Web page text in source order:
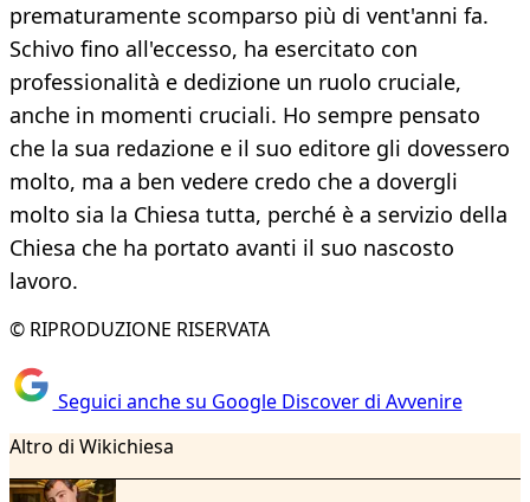
prematuramente scomparso più di vent'anni fa.
Schivo fino all'eccesso, ha esercitato con
professionalità e dedizione un ruolo cruciale,
anche in momenti cruciali. Ho sempre pensato
che la sua redazione e il suo editore gli dovessero
molto, ma a ben vedere credo che a dovergli
molto sia la Chiesa tutta, perché è a servizio della
Chiesa che ha portato avanti il suo nascosto
lavoro.
© RIPRODUZIONE RISERVATA
Seguici anche su Google Discover di Avvenire
Altro di Wikichiesa